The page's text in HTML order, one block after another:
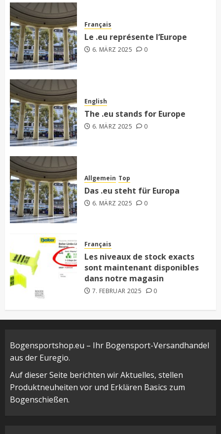
Français
Le .eu représente l’Europe
6. MÄRZ 2025 0
English
The .eu stands for Europe
6. MÄRZ 2025 0
Allgemein Top
Das .eu steht für Europa
6. MÄRZ 2025 0
Français
Les niveaux de stock exacts
sont maintenant disponibles
dans notre magasin
7. FEBRUAR 2025 0
Bogensportshop.eu – Ihr Bogensport-Versandhandel
aus der Euregio.
Auf dieser Seite berichten wir Aktuelles, stellen
Produktneuheiten vor und Erklären Basics zum
Bogenschießen.